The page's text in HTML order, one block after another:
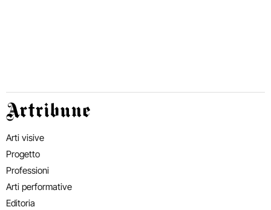
Artribune
Arti visive
Progetto
Professioni
Arti performative
Editoria